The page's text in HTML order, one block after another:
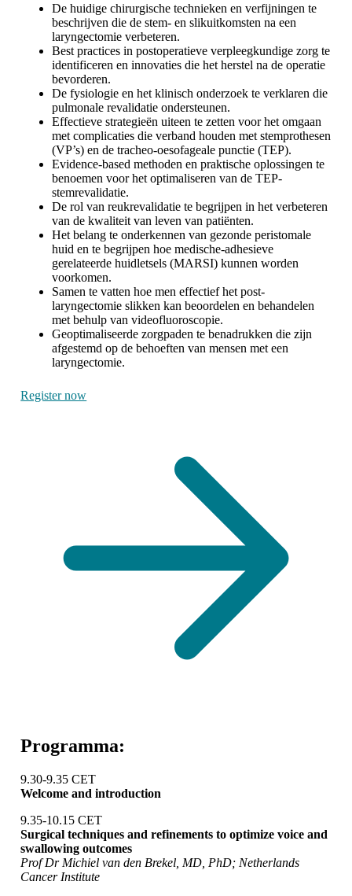
De huidige chirurgische technieken en verfijningen te
beschrijven die de stem- en slikuitkomsten na een
laryngectomie verbeteren.
Best practices in postoperatieve verpleegkundige zorg te
identificeren en innovaties die het herstel na de operatie
bevorderen.
De fysiologie en het klinisch onderzoek te verklaren die
pulmonale revalidatie ondersteunen.
Effectieve strategieën uiteen te zetten voor het omgaan
met complicaties die verband houden met stemprothesen
(VP’s) en de tracheo-oesofageale punctie (TEP).
Evidence-based methoden en praktische oplossingen te
benoemen voor het optimaliseren van de TEP-
stemrevalidatie.
De rol van reukrevalidatie te begrijpen in het verbeteren
van de kwaliteit van leven van patiënten.
Het belang te onderkennen van gezonde peristomale
huid en te begrijpen hoe medische-adhesieve
gerelateerde huidletsels (MARSI) kunnen worden
voorkomen.
Samen te vatten hoe men effectief het post-
laryngectomie slikken kan beoordelen en behandelen
met behulp van videofluoroscopie.
Geoptimaliseerde zorgpaden te benadrukken die zijn
afgestemd op de behoeften van mensen met een
laryngectomie.
Register now
Programma:
9.30-9.35 CET
Welcome and introduction
9.35-10.15 CET
Surgical techniques and refinements to optimize voice and
swallowing outcomes
Prof Dr Michiel van den Brekel, MD, PhD; Netherlands
Cancer Institute